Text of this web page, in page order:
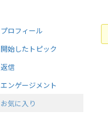
プロフィール
開始したトピック
返信
エンゲージメント
お気に入り